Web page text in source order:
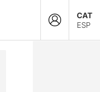
CAT
ESP